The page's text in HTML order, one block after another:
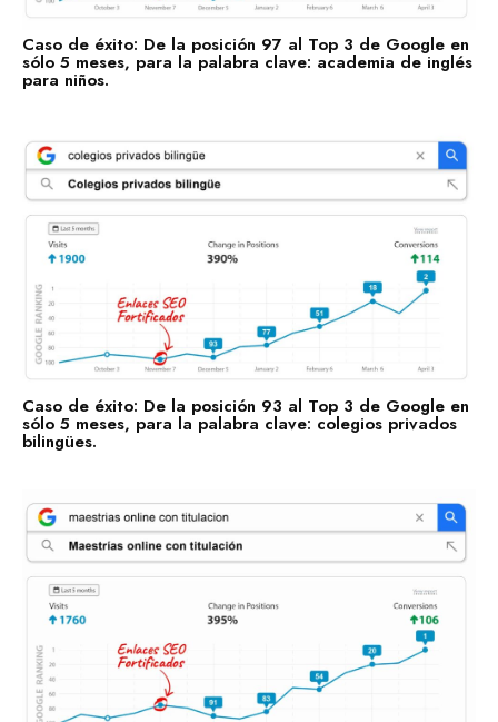
Concentramos la fuerza de +100 enlaces de alta autoridad
en un sólo enlace clave.
Enlaces fortificados
Agendar cita
Casos de Éxito
Descubre las categorías en las que ya estamos impulsando
su visibilidad. ¡Conoce en qué sectores ya estamos
trabajando para posicionar tu negocio con nuestros Enlaces
SEO Fortificados!
Tecnologías de la Información
Caso de éxito: De la posición 97 al Top 3 de Google en
sólo 5 meses, para la palabra clave: academia de inglés
para niños.
Caso de éxito: De la posición 93 al Top 3 de Google en
sólo 5 meses, para la palabra clave: colegios privados
bilingües.